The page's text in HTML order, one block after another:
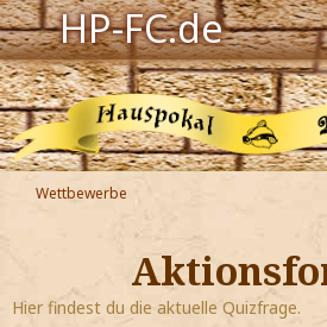
HP-FC.de
Navigation
Harry Potter
Der HP-FC
Hogwarts
Zauberwelt
Wettbewerbe
Hier findest du die aktuelle Quizfrage.